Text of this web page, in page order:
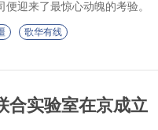
迎来了最惊心动魄的考验。
歌华有线
合实验室在京成立